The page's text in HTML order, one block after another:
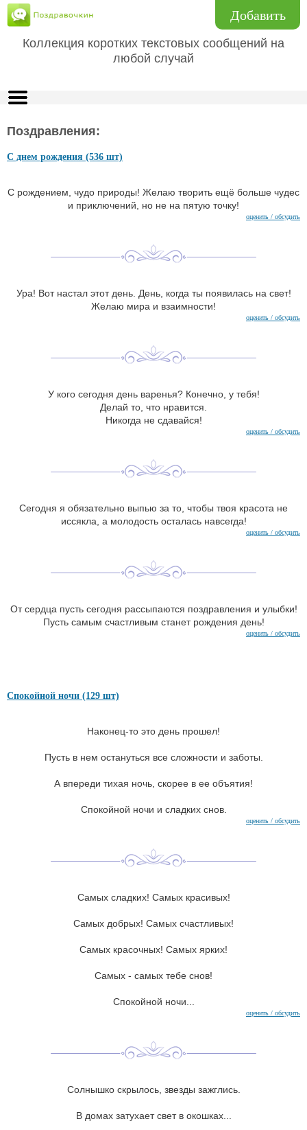
Добавить
Коллекция коротких текстовых сообщений на
любой случай
Поздравления:
С днем рождения (536 шт)
С рождением, чудо природы! Желаю творить ещё больше чудес
и приключений, но не на пятую точку!
оценить / обсудить
Ура! Вот настал этот день. День, когда ты появилась на свет!
Желаю мира и взаимности!
оценить / обсудить
У кого сегодня день варенья? Конечно, у тебя!
Делай то, что нравится.
Никогда не сдавайся!
оценить / обсудить
Сегодня я обязательно выпью за то, чтобы твоя красота не
иссякла, а молодость осталась навсегда!
оценить / обсудить
От сердца пусть сегодня рассыпаются поздравления и улыбки!
Пусть самым счастливым станет рождения день!
оценить / обсудить
Спокойной ночи (129 шт)
Наконец-то это день прошел!
Пусть в нем остануться все сложности и заботы.
А впереди тихая ночь, скорее в ее объятия!
Спокойной ночи и сладких снов.
оценить / обсудить
Самых сладких! Самых красивых!
Самых добрых! Самых счастливых!
Самых красочных! Самых ярких!
Самых - самых тебе снов!
Спокойной ночи...
оценить / обсудить
Солнышко скрылось, звезды зажглись.
В домах затухает свет в окошках...